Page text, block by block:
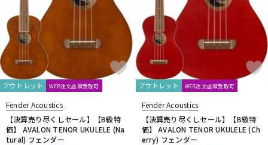
アウトレット WEB注文店頭受取可
Fender Acoustics
【決算売り尽くしセール】【B級特
価】 AVALON TENOR UKULELE (Na
tural) フェンダー
アウトレット WEB注文店頭受取可
Fender Acoustics
【決算売り尽くしセール】【B級特
価】 AVALON TENOR UKULELE (Ch
erry) フェンダー